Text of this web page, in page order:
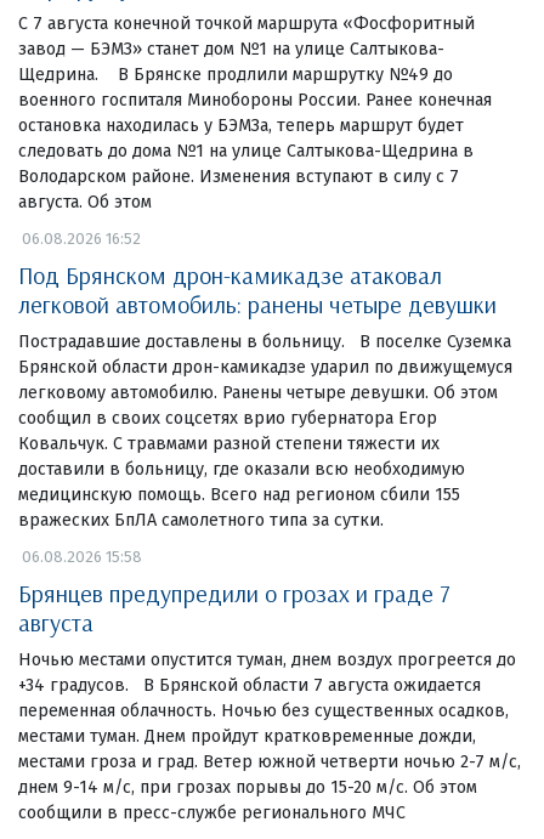
С 7 августа конечной точкой маршрута «Фосфоритный
завод — БЭМЗ» станет дом №1 на улице Салтыкова-
Щедрина. В Брянске продлили маршрутку №49 до
военного госпиталя Минобороны России. Ранее конечная
остановка находилась у БЭМЗа, теперь маршрут будет
следовать до дома №1 на улице Салтыкова-Щедрина в
Володарском районе. Изменения вступают в силу с 7
августа. Об этом
06.08.2026 16:52
Под Брянском дрон-камикадзе атаковал
легковой автомобиль: ранены четыре девушки
Пострадавшие доставлены в больницу. В поселке Суземка
Брянской области дрон-камикадзе ударил по движущемуся
легковому автомобилю. Ранены четыре девушки. Об этом
сообщил в своих соцсетях врио губернатора Егор
Ковальчук. С травмами разной степени тяжести их
доставили в больницу, где оказали всю необходимую
медицинскую помощь. Всего над регионом сбили 155
вражеских БпЛА самолетного типа за сутки.
06.08.2026 15:58
Брянцев предупредили о грозах и граде 7
августа
Ночью местами опустится туман, днем воздух прогреется до
+34 градусов. В Брянской области 7 августа ожидается
переменная облачность. Ночью без существенных осадков,
местами туман. Днем пройдут кратковременные дожди,
местами гроза и град. Ветер южной четверти ночью 2-7 м/с,
днем 9-14 м/с, при грозах порывы до 15-20 м/с. Об этом
сообщили в пресс-службе регионального МЧС